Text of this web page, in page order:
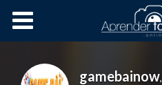
Cursos OnLine
gamebainow,